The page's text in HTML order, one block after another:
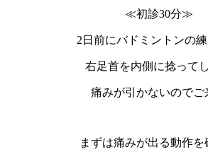
≪初診30分≫
2日前にバドミントンの
右足首を内側に捻って
痛みが引かないのでご
まずは痛みが出る動作を